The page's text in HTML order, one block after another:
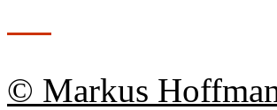
© Markus